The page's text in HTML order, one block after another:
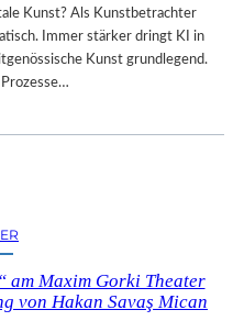
Kunst? Als Kunstbetrachter
Immer stärker dringt KI in
Kunst grundlegend.
am Maxim Gorki Theater
von Hakan Savaş Mican